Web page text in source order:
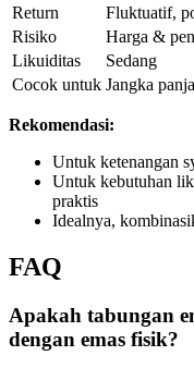
Return
Fluktuatif,
Risiko
Harga &
Likuiditas
Sedang
Cocok untuk Jangka
Rekomendasi:
Untuk ketenangan
Untuk kebutuhan
praktis
Idealnya,
FAQ
Apakah tabungan
dengan emas fisik?